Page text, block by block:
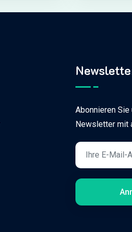
Abonnieren
Newsletter mit